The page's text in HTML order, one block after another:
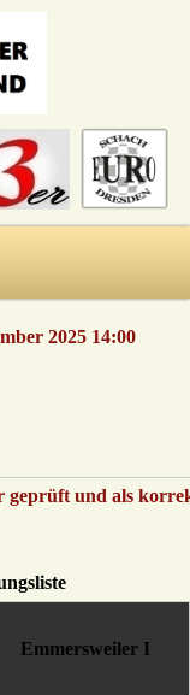
2025 14:00
Emmersweiler I